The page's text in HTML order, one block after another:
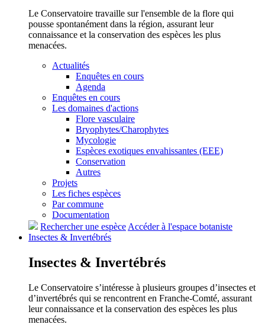
Le Conservatoire travaille sur l'ensemble de la flore qui
pousse spontanément dans la région, assurant leur
connaissance et la conservation des espèces les plus
menacées.
Actualités
Enquêtes en cours
Agenda
Enquêtes en cours
Les domaines d'actions
Flore vasculaire
Bryophytes/Charophytes
Mycologie
Espèces exotiques envahissantes (EEE)
Conservation
Autres
Projets
Les fiches espèces
Par commune
Documentation
Rechercher une espèceAccéder à l'espace botaniste
Insectes & Invertébrés
Insectes & Invertébrés
Le Conservatoire s’intéresse à plusieurs groupes d’insectes et
d’invertébrés qui se rencontrent en Franche-Comté, assurant
leur connaissance et la conservation des espèces les plus
menacées.